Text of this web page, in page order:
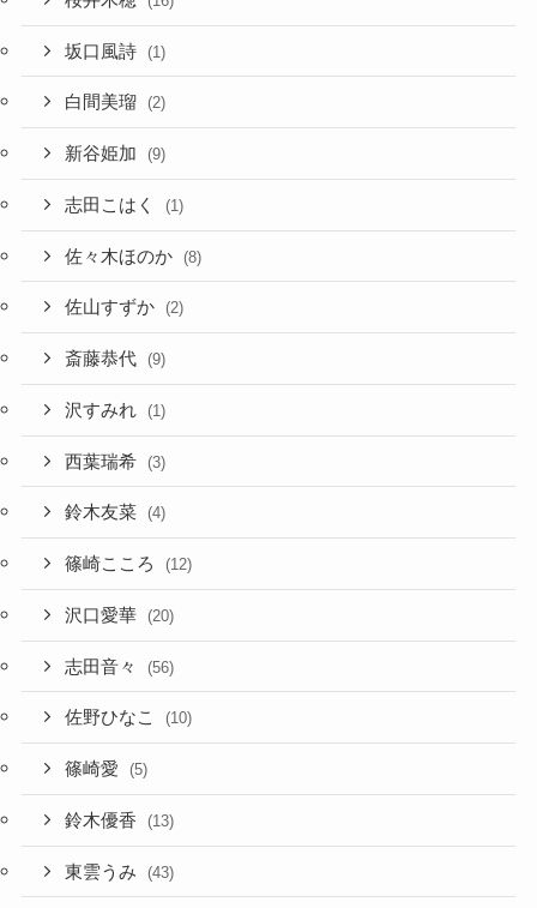
坂口風詩 (1)
白間美瑠 (2)
新谷姫加 (9)
志田こはく (1)
佐々木ほのか (8)
佐山すずか (2)
斎藤恭代 (9)
沢すみれ (1)
西葉瑞希 (3)
鈴木友菜 (4)
篠崎こころ (12)
沢口愛華 (20)
志田音々 (56)
佐野ひなこ (10)
篠崎愛 (5)
鈴木優香 (13)
東雲うみ (43)